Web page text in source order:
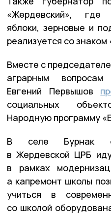
«Жердевский»,
яблоки, зерновые и
реализуется со
Вместе с
аграрным
Евгений Первышов
социальных
Народную программу
В селе Бурнак
в Жердевской ЦРБ
в рамках
а капремонт школы
учиться в
со школой